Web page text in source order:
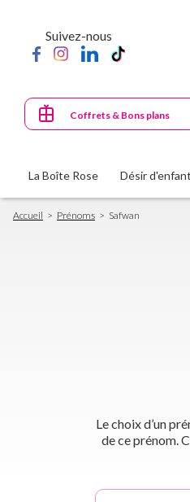
principal
Suivez-nous
Coffrets & Bons plans
La Boîte Rose Désir d'enfant
Fil
d'Ariane
Accueil Prénoms Safwan
Le choix d’un
de ce prénom.